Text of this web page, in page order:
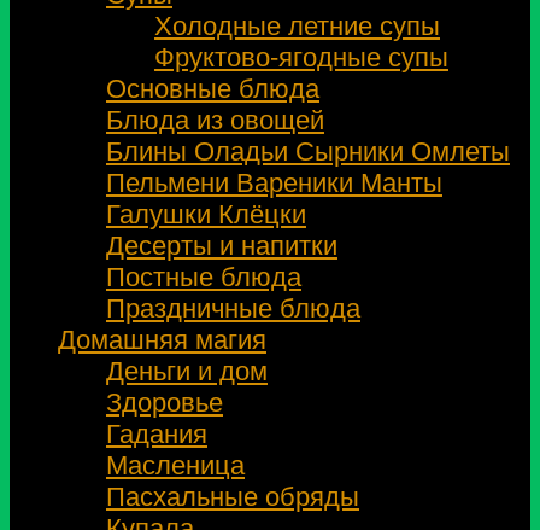
Холодные летние супы
Фруктово-ягодные супы
Основные блюда
Блюда из овощей
Блины Оладьи Сырники Омлеты
Пельмени Вареники Манты
Галушки Клёцки
Десерты и напитки
Постные блюда
Праздничные блюда
Домашняя магия
Деньги и дом
Здоровье
Гадания
Масленица
Пасхальные обряды